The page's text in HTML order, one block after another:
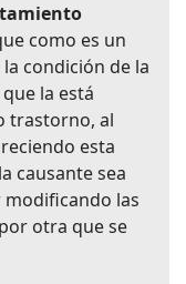
como es un
condición de la
la está
trastorno, al
esta
causante sea
las
otra que se